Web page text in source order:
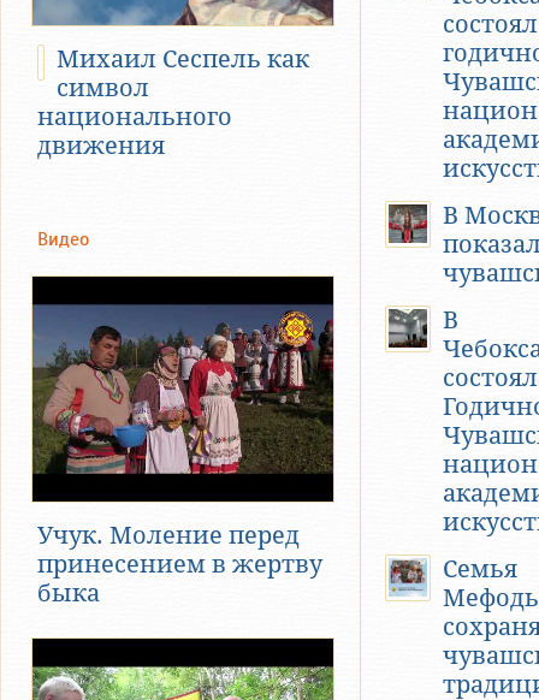
Михаил Сеспель как
символ
национального
движения
Видео
Учук. Моление перед
принесением в жертву
быка
В
В
Семья